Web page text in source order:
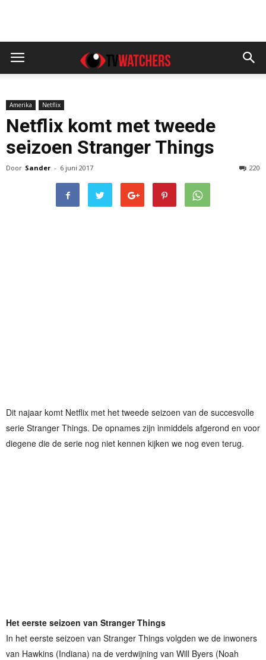
Amerika Netflix
Netflix komt met tweede
seizoen Stranger Things
Door Sander - 6 juni 2017 220
Dit najaar komt Netflix met het tweede seizoen van de succesvolle
serie Stranger Things. De opnames zijn inmiddels afgerond en voor
diegene die de serie nog niet kennen kijken we nog even terug.
Het eerste seizoen van Stranger Things
In het eerste seizoen van Stranger Things volgden we de inwoners
van Hawkins (Indiana) na de verdwijning van Will Byers (Noah